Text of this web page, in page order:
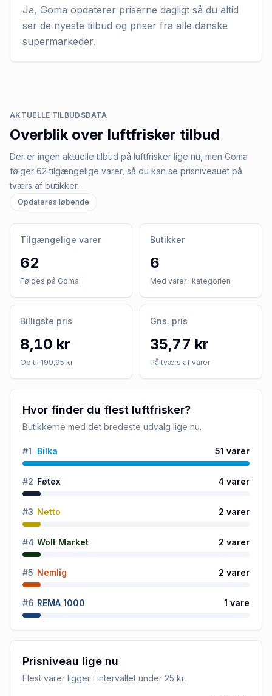
Ja, Goma opdaterer priserne dagligt så du altid
ser de nyeste tilbud og priser fra alle danske
supermarkeder.
AKTUELLE TILBUDSDATA
Overblik over luftfrisker tilbud
Der er ingen aktuelle tilbud på luftfrisker lige nu, men Goma
følger 62 tilgængelige varer, så du kan se prisniveauet på
tværs af butikker.
Opdateres løbende
Tilgængelige varer
62
Følges på Goma
Butikker
6
Med varer i kategorien
Billigste pris
8,10 kr
Op til 199,95 kr
Gns. pris
35,77 kr
På tværs af varer
Hvor finder du flest luftfrisker?
Butikkerne med det bredeste udvalg lige nu.
#1 Bilka 51 varer
#2 Føtex 4 varer
#3 Netto 2 varer
#4 Wolt Market 2 varer
#5 Nemlig 2 varer
#6 REMA 1000 1 vare
Prisniveau lige nu
Flest varer ligger i intervallet under 25 kr.